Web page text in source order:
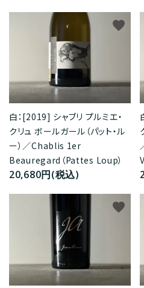
白：[2019] シャブリ プルミエ・
クリュ ボールガール（パット・ル
ー）／Chablis 1er
Beauregard（Pattes Loup）
20,680円(税込)
favorite
favorite